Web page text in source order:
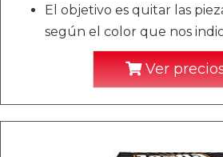
El objetivo es quitar las
según el color que nos
Ver